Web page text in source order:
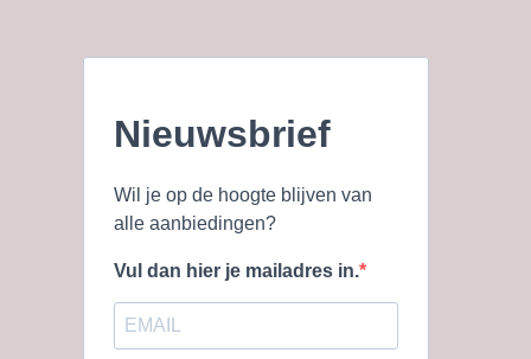
Nieuwsbrief
Wil je op de hoogte blijven van
alle aanbiedingen?
Vul dan hier je mailadres in.